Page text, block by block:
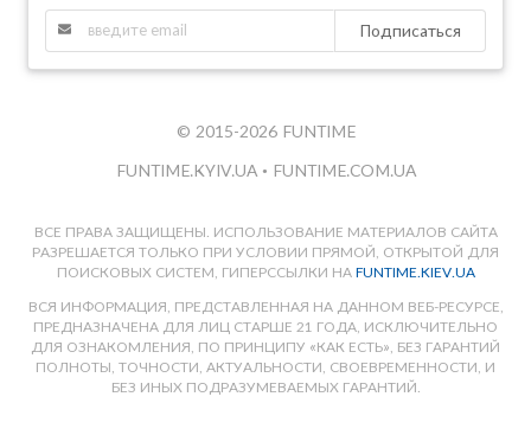
Подписаться
© 2015-2026 FUNTIME
FUNTIME.KYIV.UA • FUNTIME.COM.UA
ВСЕ ПРАВА ЗАЩИЩЕНЫ. ИСПОЛЬЗОВАНИЕ МАТЕРИАЛОВ САЙТА
РАЗРЕШАЕТСЯ ТОЛЬКО ПРИ УСЛОВИИ ПРЯМОЙ, ОТКРЫТОЙ ДЛЯ
ПОИСКОВЫХ СИСТЕМ, ГИПЕРССЫЛКИ НА FUNTIME.KIEV.UA
ВСЯ ИНФОРМАЦИЯ, ПРЕДСТАВЛЕННАЯ НА ДАННОМ ВЕБ-РЕСУРСЕ,
ПРЕДНАЗНАЧЕНА ДЛЯ ЛИЦ СТАРШЕ 21 ГОДА, ИСКЛЮЧИТЕЛЬНО
ДЛЯ ОЗНАКОМЛЕНИЯ, ПО ПРИНЦИПУ «КАК ЕСТЬ», БЕЗ ГАРАНТИЙ
ПОЛНОТЫ, ТОЧНОСТИ, АКТУАЛЬНОСТИ, СВОЕВРЕМЕННОСТИ, И
БЕЗ ИНЫХ ПОДРАЗУМЕВАЕМЫХ ГАРАНТИЙ.